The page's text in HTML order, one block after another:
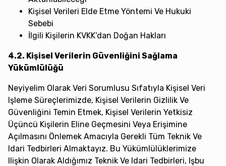
Kişisel Verileri Elde Etme Yöntemi Ve Hukuki
Sebebi
İlgili Kişilerin KVKK’dan Doğan Hakları
4.2. Kişisel Verilerin Güvenliğini Sağlama
Yükümlülüğü
Neyiyelim Olarak Veri Sorumlusu Sıfatıyla Kişisel Veri
Işleme Süreçlerimizde, Kişisel Verilerin Gizlilik Ve
Güvenliğini Temin Etmek, Kişisel Verilerin Yetkisiz
Üçüncü Kişilerin Eline Geçmesini Veya Erişimine
Açılmasını Önlemek Amacıyla Gerekli Tüm Teknik Ve
Idari Tedbirleri Almaktayız. Bu Yükümlülüklerimize
Ilişkin Olarak Aldığımız Teknik Ve Idari Tedbirleri, Işbu